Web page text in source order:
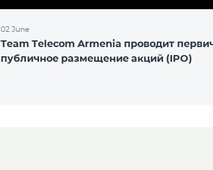
02 June
Team Telecom Armenia проводит
публичное размещение акций (IPO)